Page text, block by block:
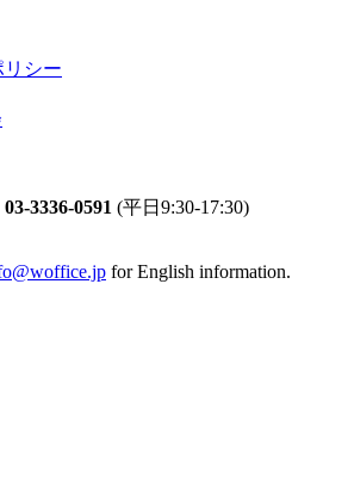
リシー
03-3336-0591 (平日9:30-17:30)
for English information.